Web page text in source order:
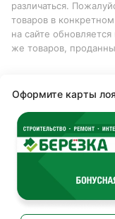
различаться.
товаров в
на сайте
же товаров,
Оформите карты